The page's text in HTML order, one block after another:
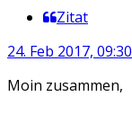
Zitat
24. Feb 2017, 09:30
Moin zusammen,